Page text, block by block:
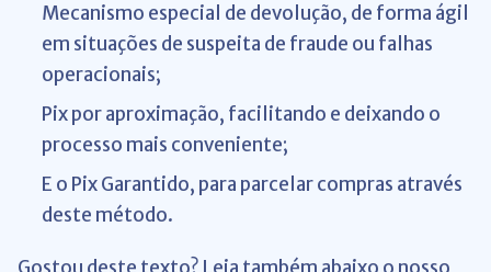
Mecanismo especial de devolução, de forma ágil
em situações de suspeita de fraude ou falhas
operacionais;
Pix por aproximação, facilitando e deixando o
processo mais conveniente;
E o Pix Garantido, para parcelar compras através
deste método.